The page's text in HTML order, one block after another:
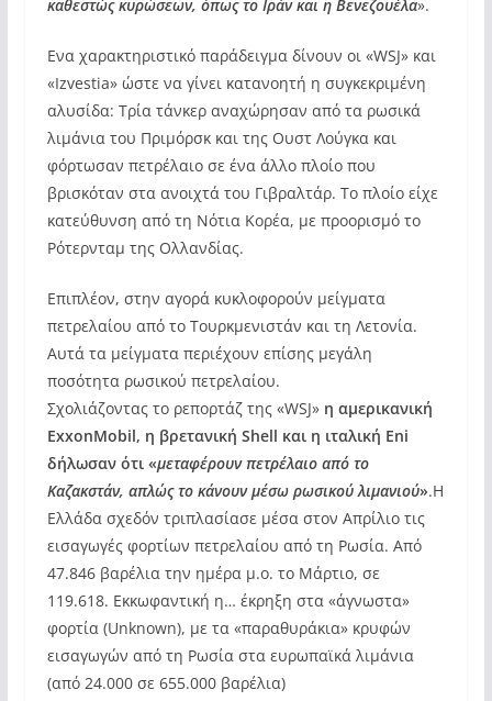
καθεστώς κυρώσεων, όπως το Ιράν και η Βενεζουέλα».
Ενα χαρακτηριστικό παράδειγμα δίνουν οι «WSJ» και
«Izvestia» ώστε να γίνει κατανοητή η συγκεκριμένη
αλυσίδα: Τρία τάνκερ αναχώρησαν από τα ρωσικά
λιμάνια του Πριμόρσκ και της Ουστ Λούγκα και
φόρτωσαν πετρέλαιο σε ένα άλλο πλοίο που
βρισκόταν στα ανοιχτά του Γιβραλτάρ. Το πλοίο είχε
κατεύθυνση από τη Νότια Κορέα, με προορισμό το
Ρότερνταμ της Ολλανδίας.
Επιπλέον, στην αγορά κυκλοφορούν μείγματα
πετρελαίου από το Τουρκμενιστάν και τη Λετονία.
Αυτά τα μείγματα περιέχουν επίσης μεγάλη
ποσότητα ρωσικού πετρελαίου.
Σχολιάζοντας το ρεπορτάζ της «WSJ» η αμερικανική
ExxonMobil, η βρετανική Shell και η ιταλική Eni
δήλωσαν ότι «μεταφέρουν πετρέλαιο από το
Καζακστάν, απλώς το κάνουν μέσω ρωσικού λιμανιού».Η
Ελλάδα σχεδόν τριπλασίασε μέσα στον Απρίλιο τις
εισαγωγές φορτίων πετρελαίου από τη Ρωσία. Από
47.846 βαρέλια την ημέρα μ.ο. το Μάρτιο, σε
119.618. Εκκωφαντική η… έκρηξη στα «άγνωστα»
φορτία (Unknown), με τα «παραθυράκια» κρυφών
εισαγωγών από τη Ρωσία στα ευρωπαϊκά λιμάνια
(από 24.000 σε 655.000 βαρέλια)